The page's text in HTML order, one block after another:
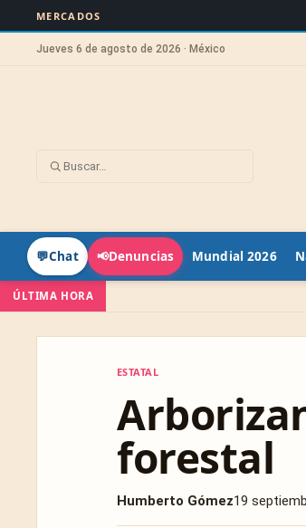
MERCADOS
Jueves 6 de agosto de 2026 · México
💬Chat 📢Denuncias Mundial 2026
ÚLTIMA HORA
ESTATAL
forestal
Humberto Gómez19